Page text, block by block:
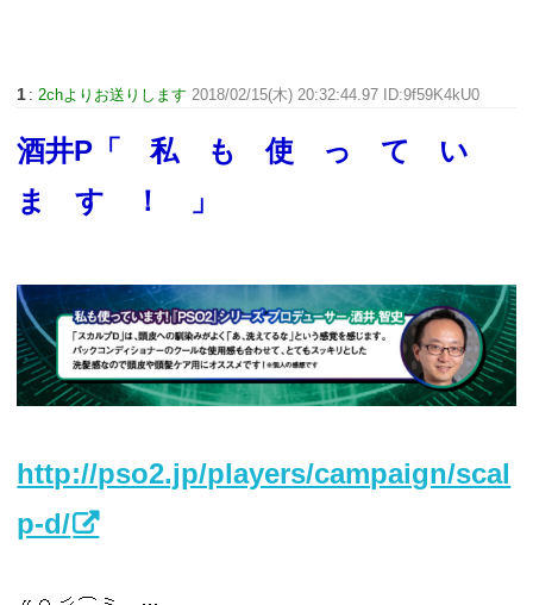
1 :2chよりお送りします 2018/02/15(木) 20:32:44.97 ID:9f59K4kU0
酒井P「 私 も 使 っ て い
ま す ！ 」
http://pso2.jp/players/campaign/scal
p-d/